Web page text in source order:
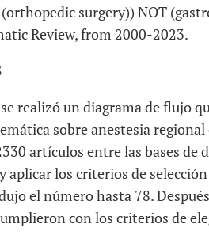
surgery)) NOT
Review, from 2000-2023.
realizó un diagrama de flujo
sobre anestesia
artícu­los entre las bases de
aplicar los criterios de
el número hasta 78.
con los criterios de